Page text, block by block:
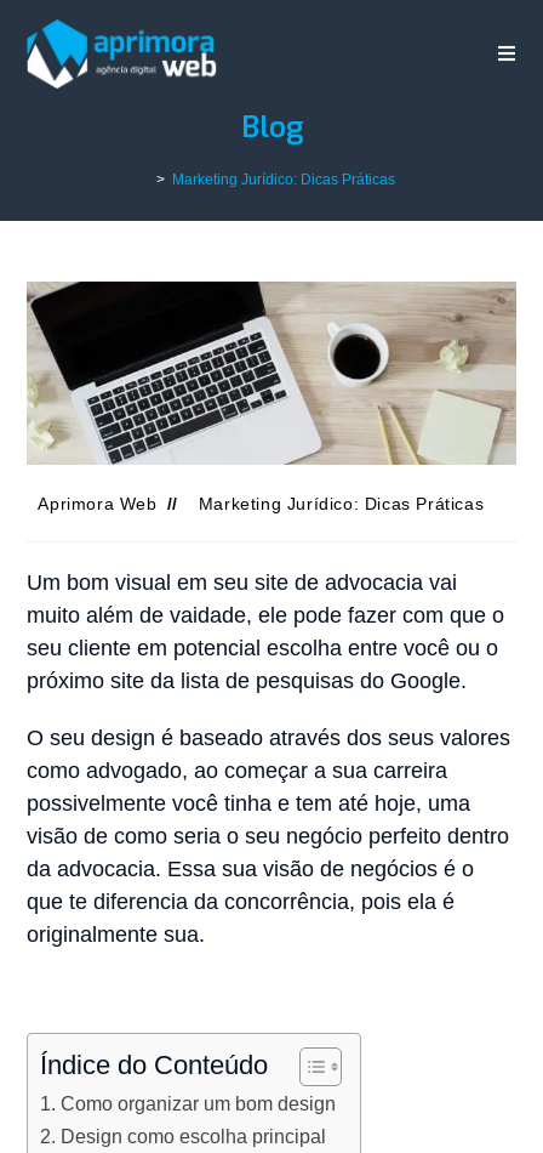
Blog
> Marketing Jurídico: Dicas Práticas
Aprimora Web Marketing Jurídico: Dicas Práticas
Um bom visual em seu site de advocacia vai
muito além de vaidade, ele pode fazer com que o
seu cliente em potencial escolha entre você ou o
próximo site da lista de pesquisas do Google.
O seu design é baseado através dos seus valores
como advogado, ao começar a sua carreira
possivelmente você tinha e tem até hoje, uma
visão de como seria o seu negócio perfeito dentro
da advocacia. Essa sua visão de negócios é o
que te diferencia da concorrência, pois ela é
originalmente sua.
Índice do Conteúdo
Como organizar um bom design
Design como escolha principal